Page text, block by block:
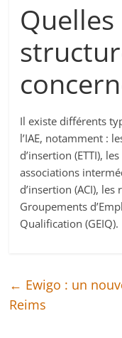
Il existe différents
l’IAE, notamment :
d’insertion (ETTI),
associations
d’insertion (ACI),
Groupements
Qualification (GEIQ).
← Ewigo : un
Reims